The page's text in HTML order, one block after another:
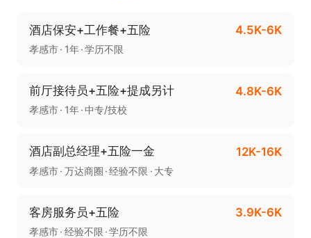
酒店保安+工作餐+五险 4.5K-6K
孝感市 1年 学历不限
前厅接待员+五险+提成另计 4.8K-6K
孝感市 1年 中专/技校
酒店副总经理+五险一金 12K-16K
孝感市 万达商圈 经验不限 大专
客房服务员+五险 3.9K-6K
孝感市 经验不限 学历不限